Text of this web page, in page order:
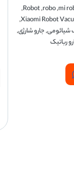
mi
,
robo
,
Robot
,
Xiaomi Robot
,
شیائومی,جارو شارژی,
رباتیک